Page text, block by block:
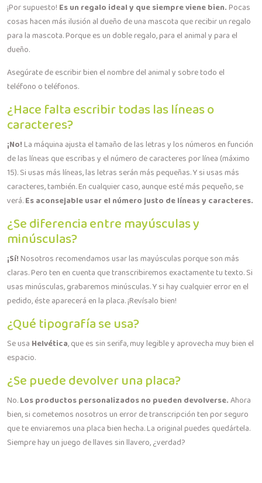
¡Por supuesto! Es un regalo ideal y que siempre viene bien.Pocas
cosas hacen más ilusión al dueño de una mascota que recibir un regalo
para la mascota. Porque es un doble regalo, para el animal y para el
dueño.
Asegúrate de escribir bien el nombre del animal y sobre todo el
teléfono o teléfonos.
¿Hace falta escribir todas las líneas o
caracteres?
¡No!La máquina ajusta el tamaño de las letras y los números en función
de las líneas que escribas y el número de caracteres por línea (máximo
15). Si usas más líneas, las letras serán más pequeñas. Y si usas más
caracteres, también. En cualquier caso, aunque esté más pequeño, se
verá.Es aconsejable usar el número justo de líneas y caracteres.
¿Se diferencia entre mayúsculas y
minúsculas?
¡Sí!Nosotros recomendamos usar las mayúsculas porque son más
claras. Pero ten en cuenta que transcribiremos exactamente tu texto. Si
usas minúsculas, grabaremos minúsculas. Y si hay cualquier error en el
pedido, éste aparecerá en la placa. ¡Revísalo bien!
¿Qué tipografía se usa?
Se usa Helvética, que es sin serifa, muy legible y aprovecha muy bien el
espacio.
¿Se puede devolver una placa?
No.Los productos personalizados no pueden devolverse.Ahora
bien, si cometemos nosotros un error de transcripción ten por seguro
que te enviaremos una placa bien hecha. La original puedes quedártela.
Siempre hay un juego de llaves sin llavero, ¿verdad?